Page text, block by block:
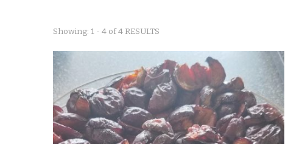
Showing: 1 - 4 of 4 RESULTS